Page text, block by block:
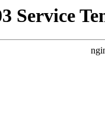
Service